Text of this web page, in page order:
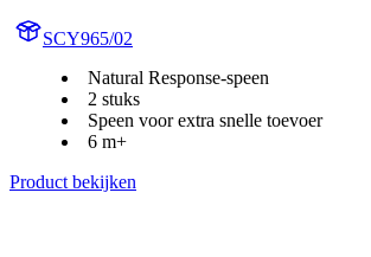
SCY965/02
Natural Response-speen
2 stuks
Speen voor extra snelle toevoer
6 m+
Product bekijken